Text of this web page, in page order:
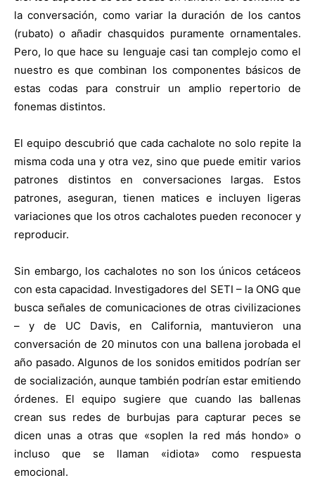
la conversación, como variar la duración de los cantos
(rubato) o añadir chasquidos puramente ornamentales.
Pero, lo que hace su lenguaje casi tan complejo como el
nuestro es que combinan los componentes básicos de
estas codas para construir un amplio repertorio de
fonemas distintos.
El equipo descubrió que cada cachalote no solo repite la
misma coda una y otra vez, sino que puede emitir varios
patrones distintos en conversaciones largas. Estos
patrones, aseguran, tienen matices e incluyen ligeras
variaciones que los otros cachalotes pueden reconocer y
reproducir.
Sin embargo, los cachalotes no son los únicos cetáceos
con esta capacidad. Investigadores del SETI – la ONG que
busca señales de comunicaciones de otras civilizaciones
– y de UC Davis, en California, mantuvieron una
conversación de 20 minutos con una ballena jorobada el
año pasado. Algunos de los sonidos emitidos podrían ser
de socialización, aunque también podrían estar emitiendo
órdenes. El equipo sugiere que cuando las ballenas
crean sus redes de burbujas para capturar peces se
dicen unas a otras que «soplen la red más hondo» o
incluso que se llaman «idiota» como respuesta
emocional.